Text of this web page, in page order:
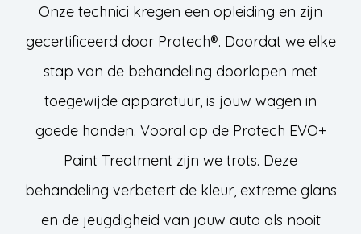
Onze technici kregen een opleiding en zijn
gecertificeerd door Protech®. Doordat we elke
stap van de behandeling doorlopen met
toegewijde apparatuur, is jouw wagen in
goede handen. Vooral op de Protech EVO+
Paint Treatment zijn we trots. Deze
behandeling verbetert de kleur, extreme glans
en de jeugdigheid van jouw auto als nooit